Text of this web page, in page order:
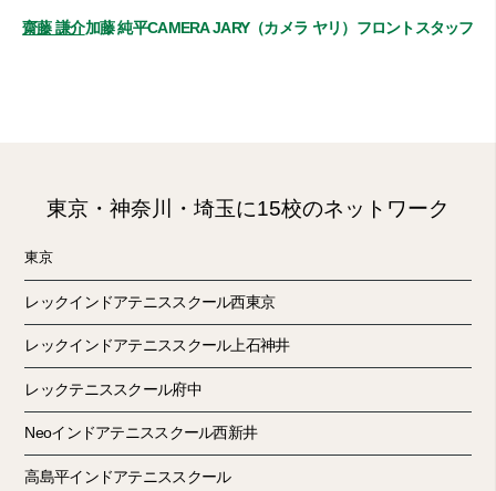
齋藤 謙介加藤 純平CAMERA JARY（カメラ ヤリ） フロントスタッフ
東京・神奈川・埼玉に15校のネットワーク
東京
レックインドアテニススクール西東京
レックインドアテニススクール上石神井
レックテニススクール府中
Neoインドアテニススクール西新井
高島平インドアテニススクール